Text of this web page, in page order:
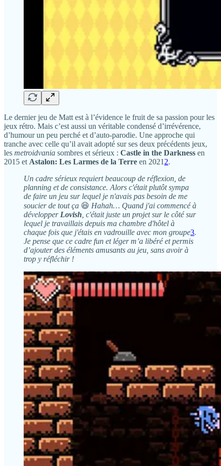
Le dernier jeu de Matt est à l’évidence le fruit de sa passion pour les
jeux rétro. Mais c’est aussi un véritable condensé d’irrévérence,
d’humour un peu perché et d’auto-parodie. Une approche qui
tranche avec celle qu’il avait adopté sur ses deux précédents jeux,
les metroidvania sombres et sérieux : Castle in the Darkness en
2015 et Astalon: Les Larmes de la Terre en 2021 2.
Un cadre sérieux requiert beaucoup de réflexion, de
planning et de consistance. Alors c'était plutôt sympa
de faire un jeu sur lequel je n'avais pas besoin de me
soucier de tout ça 😆 Hahah… Quand j'ai commencé à
développer Lovish , c'était juste un projet sur le côté sur
lequel je travaillais depuis ma chambre d'hôtel à
chaque fois que j'étais en vadrouille avec mon groupe3.
Je pense que ce cadre fun et léger m’a libéré et permis
d’ajouter des éléments amusants au jeu, sans avoir à
trop y réfléchir !